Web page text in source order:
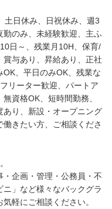
土日休み、日祝休み、週3
のみ、未経験歓迎、主ふ
日～、残業月10H、保育/
与あり、昇給あり、正社
、平日のみOK、残業な
リーター歓迎、パートア
資格OK、短時間勤務、
あり、新設・オープニング
きたい方、ご相談くださ
・企画・管理・公務員・不
」など様々なバックグラ
軽にご相談ください。